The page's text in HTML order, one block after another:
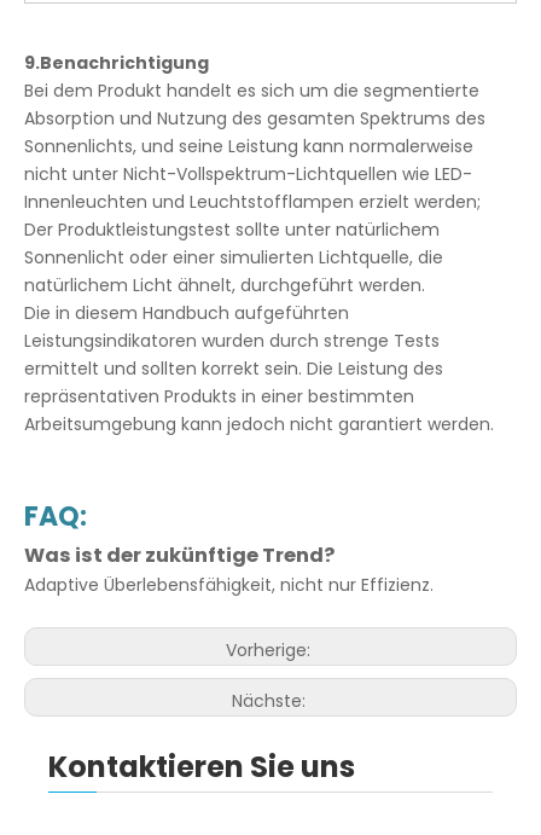
9.Benachrichtigung
Bei dem Produkt handelt es sich um die segmentierte
Absorption und Nutzung des gesamten Spektrums des
Sonnenlichts, und seine Leistung kann normalerweise
nicht unter Nicht-Vollspektrum-Lichtquellen wie LED-
Innenleuchten und Leuchtstofflampen erzielt werden;
Der Produktleistungstest sollte unter natürlichem
Sonnenlicht oder einer simulierten Lichtquelle, die
natürlichem Licht ähnelt, durchgeführt werden.
Die in diesem Handbuch aufgeführten
Leistungsindikatoren wurden durch strenge Tests
ermittelt und sollten korrekt sein. Die Leistung des
repräsentativen Produkts in einer bestimmten
Arbeitsumgebung kann jedoch nicht garantiert werden.
FAQ:
Was ist der zukünftige Trend?
Adaptive Überlebensfähigkeit, nicht nur Effizienz.
Vorherige:
Nächste:
Kontaktieren Sie uns